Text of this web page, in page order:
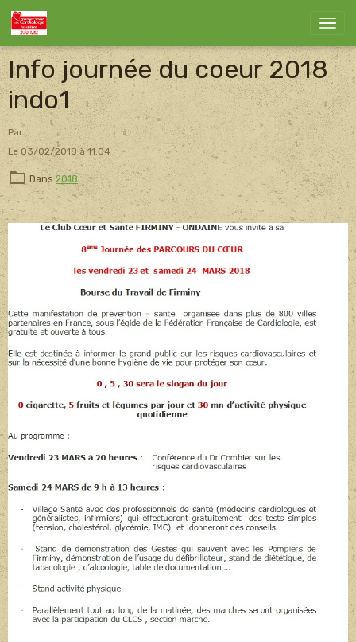
Info journée du coeur 2018
indo1
Par
Le 03/02/2018à 11:04
Dans2018